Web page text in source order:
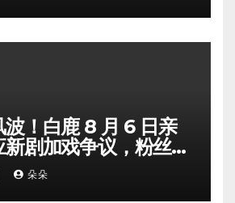
！白鹿 8 月 6 日亲
剧加戏争议，粉丝剧
涌动
朵朵